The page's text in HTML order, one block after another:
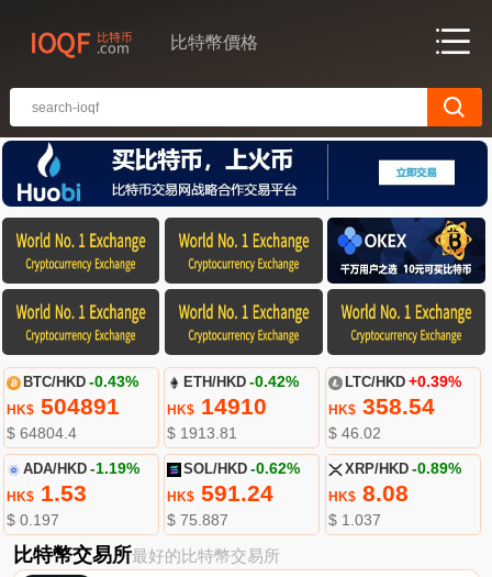
比特幣價格
BTC/HKD -0.43%
HK$504891
$ 64804.4
ETH/HKD -0.42%
HK$ 14910
$ 1913.81
LTC/HKD +0.39%
HK$358.54
$ 46.02
ADA/HKD -1.19%
HK$1.53
$ 0.197
SOL/HKD -0.62%
HK$ 591.24
$ 75.887
XRP/HKD -0.89%
HK$8.08
$ 1.037
比特幣交易所最好的比特幣交易所